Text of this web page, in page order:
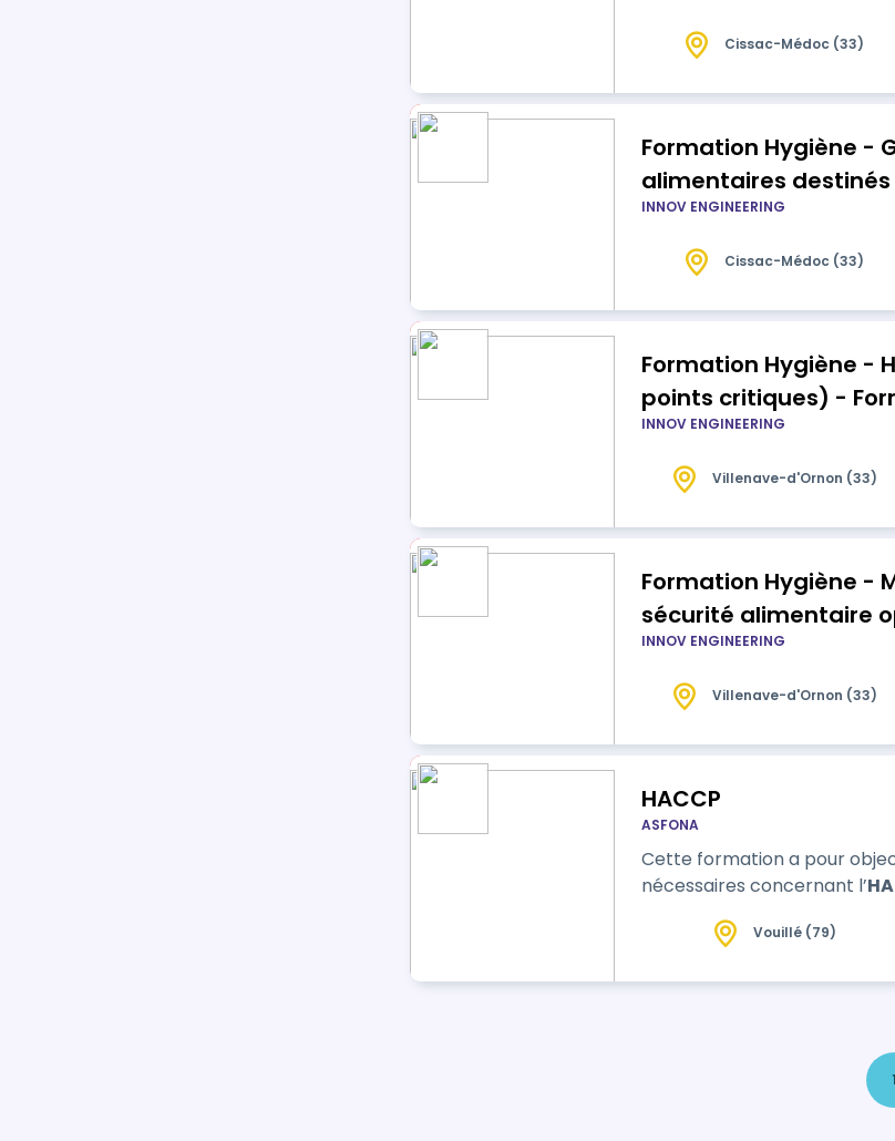
Cissac-Médoc (33)
Formation Hygiène -
alimentaires
Formation initiale
INNOV ENGINEERING
Cissac-Médoc (33)
Formation Hygiène -
points critiques) -
INNOV ENGINEERING
Villenave-d'Ornon (33)
Formation Hygiène -
sécurité alimentaire
INNOV ENGINEERING
Villenave-d'Ornon (33)
HACCP
ASFONA
Cette formation a pour
nécessaires concernant l’
Vouillé (79)
1